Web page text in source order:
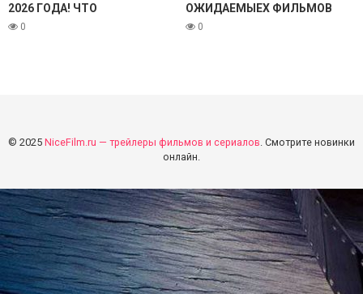
2026 ГОДА! ЧТО
ПОСМОТРЕТЬ В КИНО?
0
ОЖИДАЕМЫЕХ ФИЛЬМОВ
ВТОРОЙ ПОЛОВИНЫ 2025
0
© 2025 NiceFilm.ru — трейлеры фильмов и сериалов. Смотрите новинки
онлайн.